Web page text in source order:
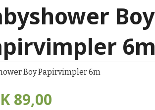
Boy
6m
Boy Papirvimpler 6m
89,00